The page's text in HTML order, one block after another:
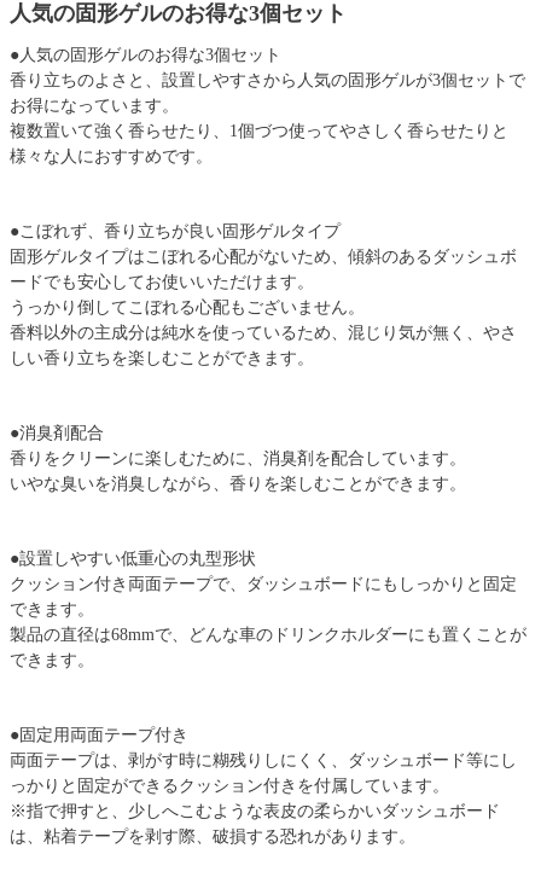
人気の固形ゲルのお得な3個セット
●人気の固形ゲルのお得な3個セット
香り立ちのよさと、設置しやすさから人気の固形ゲルが3個セットで
お得になっています。
複数置いて強く香らせたり、1個づつ使ってやさしく香らせたりと
様々な人におすすめです。
●こぼれず、香り立ちが良い固形ゲルタイプ
固形ゲルタイプはこぼれる心配がないため、傾斜のあるダッシュボ
ードでも安心してお使いいただけます。
うっかり倒してこぼれる心配もございません。
香料以外の主成分は純水を使っているため、混じり気が無く、やさ
しい香り立ちを楽しむことができます。
●消臭剤配合
香りをクリーンに楽しむために、消臭剤を配合しています。
いやな臭いを消臭しながら、香りを楽しむことができます。
●設置しやすい低重心の丸型形状
クッション付き両面テープで、ダッシュボードにもしっかりと固定
できます。
製品の直径は68mmで、どんな車のドリンクホルダーにも置くことが
できます。
●固定用両面テープ付き
両面テープは、剥がす時に糊残りしにくく、ダッシュボード等にし
っかりと固定ができるクッション付きを付属しています。
※指で押すと、少しへこむような表皮の柔らかいダッシュボード
は、粘着テープを剥す際、破損する恐れがあります。